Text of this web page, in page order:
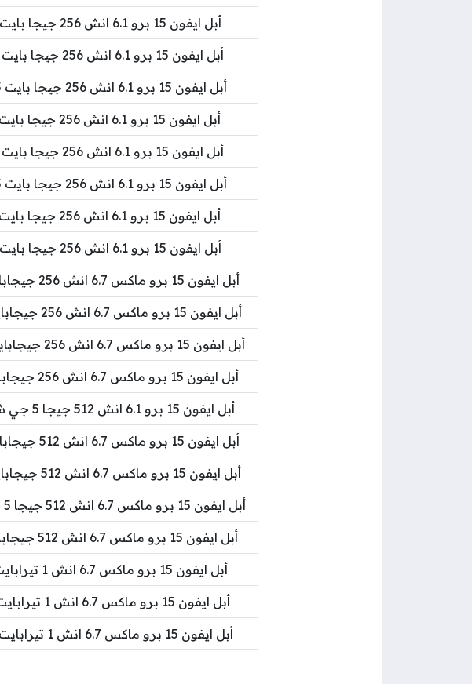
أبل ايفون 15 برو 6.1 انش 256 جيجا بايت 5 جي أسود تيتانيوم
أبل ايفون 15 برو 6.1 انش 256 جيجا بايت 5 جي أبيض تيتانيوم
أبل ايفون 15 برو 6.1 انش 256 جيجا بايت 5 جي تيتانيوم طبيعي
أبل ايفون 15 برو 6.1 انش 256 جيجا بايت 5 جي أزرق تيتانيوم
أبل ايفون 15 برو 6.1 انش 256 جيجا بايت 5 جي أبيض تيتانيوم
أبل ايفون 15 برو 6.1 انش 256 جيجا بايت 5 جي تيتانيوم طبيعي
أبل ايفون 15 برو 6.1 انش 256 جيجا بايت 5 جي أزرق تيتانيوم
أبل ايفون 15 برو 6.1 انش 256 جيجا بايت 5 جي أسود تيتانيوم
أبل ايفون 15 برو ماكس 6.7 انش 256 جيجابايت 5 جي أسود تيتانيوم
أبل ايفون 15 برو ماكس 6.7 انش 256 جيجابايت 5 جي أبيض تيتانيوم
أبل ايفون 15 برو ماكس 6.7 انش 256 جيجابايت 5 جي تيتانيوم طبيعي
أبل ايفون 15 برو ماكس 6.7 انش 256 جيجابايت 5 جي أزرق تيتانيوم
أبل ايفون 15 برو 6.1 انش 512 جيجا 5 جي شريحتين أسود تيتانيوم
أبل ايفون 15 برو ماكس 6.7 انش 512 جيجابايت 5 جي تيتانيوم أسود
أبل ايفون 15 برو ماكس 6.7 انش 512 جيجابايت 5 جي تيتانيوم أبيض
أبل ايفون 15 برو ماكس 6.7 انش 512 جيجا 5 جي شريحتين أزرق تيتان
أبل ايفون 15 برو ماكس 6.7 انش 512 جيجابايت 5 جي أزرق تيتانيوم
أبل ايفون 15 برو ماكس 6.7 انش 1 تيرابايت 5 جي أسود تيتانيوم
أبل ايفون 15 برو ماكس 6.7 انش 1 تيرابايت 5 جي أبيض تيتانيوم
أبل ايفون 15 برو ماكس 6.7 انش 1 تيرابايت 5 جي تيتانيوم طبيعي